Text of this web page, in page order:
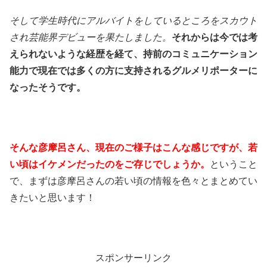
そして学生時代にアルバイトをしているところをスカウト
され芸能界デビューを果たしました。 それからは今では考
えられないような経歴を経て、持前のコミュニケーション
能力で現在では多くの方に支持されるグルメリポーターに
なったそうです。
そんな彦摩呂さん、現在のご様子はこんな感じですが、若
い頃はイケメンだったのをご存じでしょうか。
ということ
で、まずは彦摩呂さんの若い頃の情報を色々とまとめてい
きたいと思います！
スポンサーリンク